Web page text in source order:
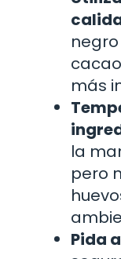
más
la
pero
Pida